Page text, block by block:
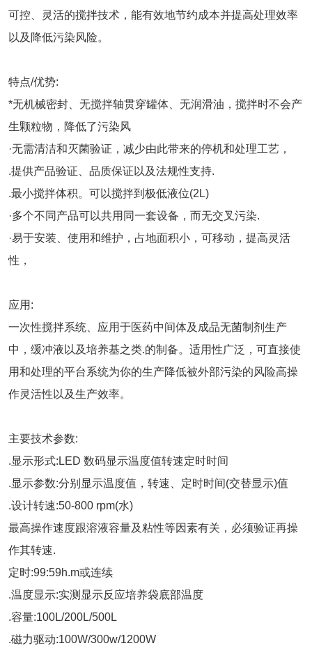
可控、灵活的搅拌技术，能有效地节约成本并提高处理效率
以及降低污染风险。
特点/优势:
*无机械密封、无搅拌轴贯穿罐体、无润滑油，搅拌时不会产
生颗粒物，降低了污染风
·无需清洁和灭菌验证，减少由此带来的停机和处理工艺，
.提供产品验证、品质保证以及法规性支持.
.最小搅拌体积。可以搅拌到极低液位(2L)
·多个不同产品可以共用同一套设备，而无交叉污染.
·易于安装、使用和维护，占地面积小，可移动，提高灵活
性，
应用:
一次性搅拌系统、应用于医药中间体及成品无菌制剂生产
中，缓冲液以及培养基之类.的制备。适用性广泛，可直接使
用和处理的平台系统为你的生产降低被外部污染的风险高操
作灵活性以及生产效率。
主要技术参数:
.显示形式:LED 数码显示温度值转速定时时间
.显示参数:分别显示温度值，转速、定时时间(交替显示)值
.设计转速:50-800 rpm(水)
最高操作速度跟溶液容量及粘性等因素有关，必须验证再操
作其转速.
定时:99:59h.m或连续
.温度显示:实测显示反应培养袋底部温度
.容量:100L/200L/500L
.磁力驱动:100W/300w/1200W